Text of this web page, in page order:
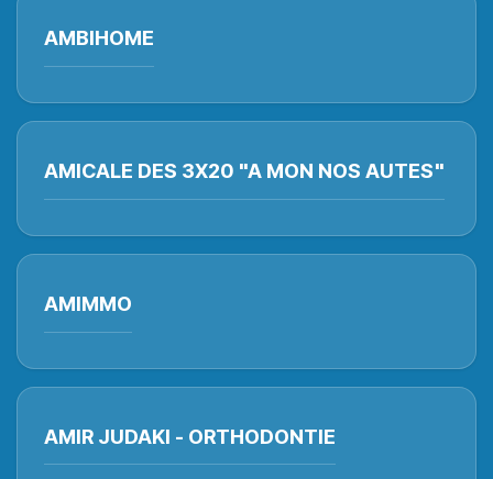
AMBIHOME
AMICALE DES 3X20 "A MON NOS AUTES"
AMIMMO
AMIR JUDAKI - ORTHODONTIE